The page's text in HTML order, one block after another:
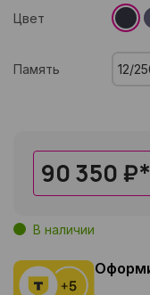
Цвет
Память 12/
90 350 ₽*
В наличии